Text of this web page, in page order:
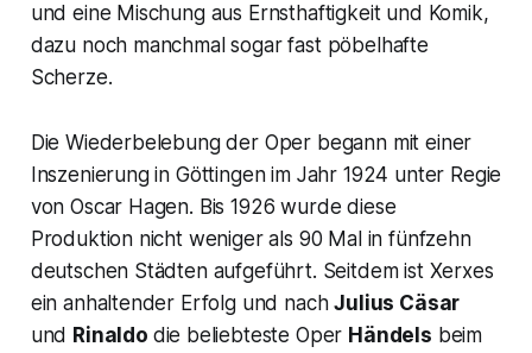
und eine Mischung aus Ernsthaftigkeit und Komik,
dazu noch manchmal sogar fast pöbelhafte
Scherze.
Die Wiederbelebung der Oper begann mit einer
Inszenierung in Göttingen im Jahr 1924 unter Regie
von Oscar Hagen. Bis 1926 wurde diese
Produktion nicht weniger als 90 Mal in fünfzehn
deutschen Städten aufgeführt. Seitdem ist Xerxes
ein anhaltender Erfolg und nachJulius Cäsar
und Rinaldo die beliebteste Oper Händels beim